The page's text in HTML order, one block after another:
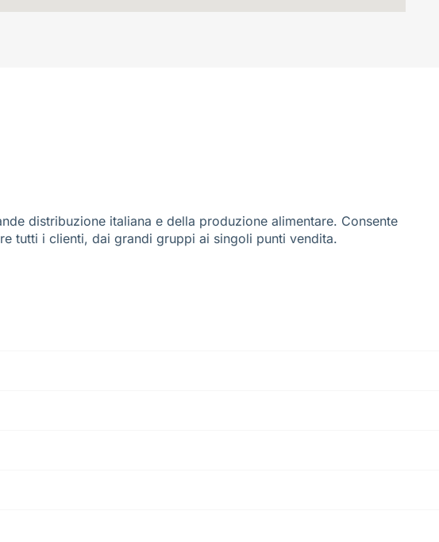
distribuzione italiana e della produzione alimentare. Consente
tutti i clienti, dai grandi gruppi ai singoli punti vendita.